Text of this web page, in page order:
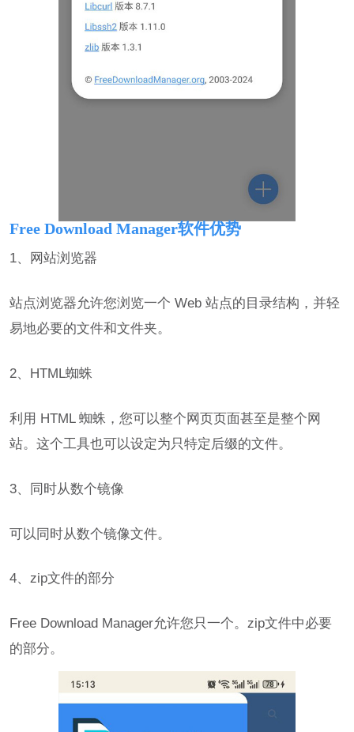
Free Download Manager软件优势
1、网站浏览器
站点浏览器允许您浏览一个 Web 站点的目录结构，并轻
易地必要的文件和文件夹。
2、HTML蜘蛛
利用 HTML 蜘蛛，您可以整个网页页面甚至是整个网
站。这个工具也可以设定为只特定后缀的文件。
3、同时从数个镜像
可以同时从数个镜像文件。
4、zip文件的部分
Free Download Manager允许您只一个。zip文件中必要
的部分。